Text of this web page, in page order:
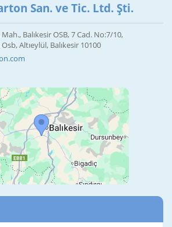
San. ve Tic. Ltd. Şti.
Balıkesir OSB, 7 Cad. No:7/10,
Altıeylül, Balıkesir 10100